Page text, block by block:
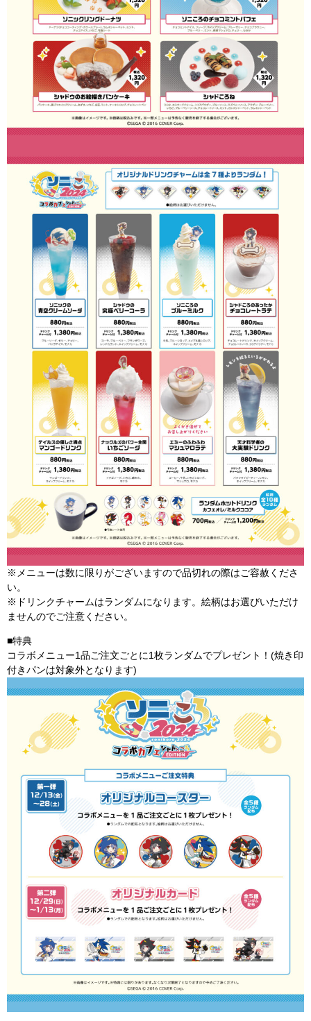
※メニューは数に限りがございますので品切れの際はご容赦くださ
い。
※ドリンクチャームはランダムになります。絵柄はお選びいただけ
ませんのでご注意ください。
■特典
コラボメニュー1品ご注文ごとに1枚ランダムでプレゼント！(焼き印
付きパンは対象外となります)